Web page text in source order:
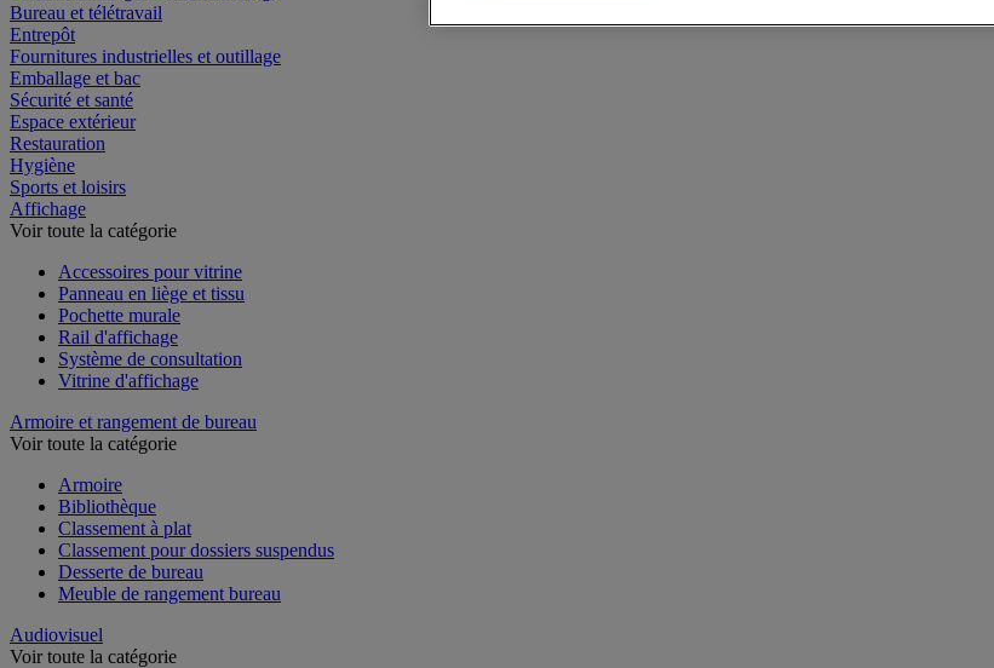
Bureau et télétravail
Entrepôt
Fournitures industrielles et outillage
Emballage et bac
Sécurité et santé
Espace extérieur
Restauration
Hygiène
Sports et loisirs
Affichage
Voir toute la catégorie
Accessoires pour vitrine
Panneau en liège et tissu
Pochette murale
Rail d'affichage
Système de consultation
Vitrine d'affichage
Armoire et rangement de bureau
Voir toute la catégorie
Armoire
Bibliothèque
Classement à plat
Classement pour dossiers suspendus
Desserte de bureau
Meuble de rangement bureau
Audiovisuel
Voir toute la catégorie